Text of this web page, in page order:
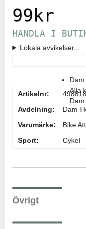
Dam
Alla
Dam
99 kr
HANDLA I
Lokala avvikelser...
Artikelnr:
498818
Avdelning:
Dam
Varumärke:
Bike
Sport:
Cykel
Övrigt